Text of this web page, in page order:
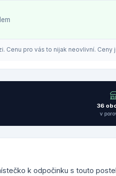
Cenu pro vás to nijak neovlivní.
36
v
k odpočinku s touto